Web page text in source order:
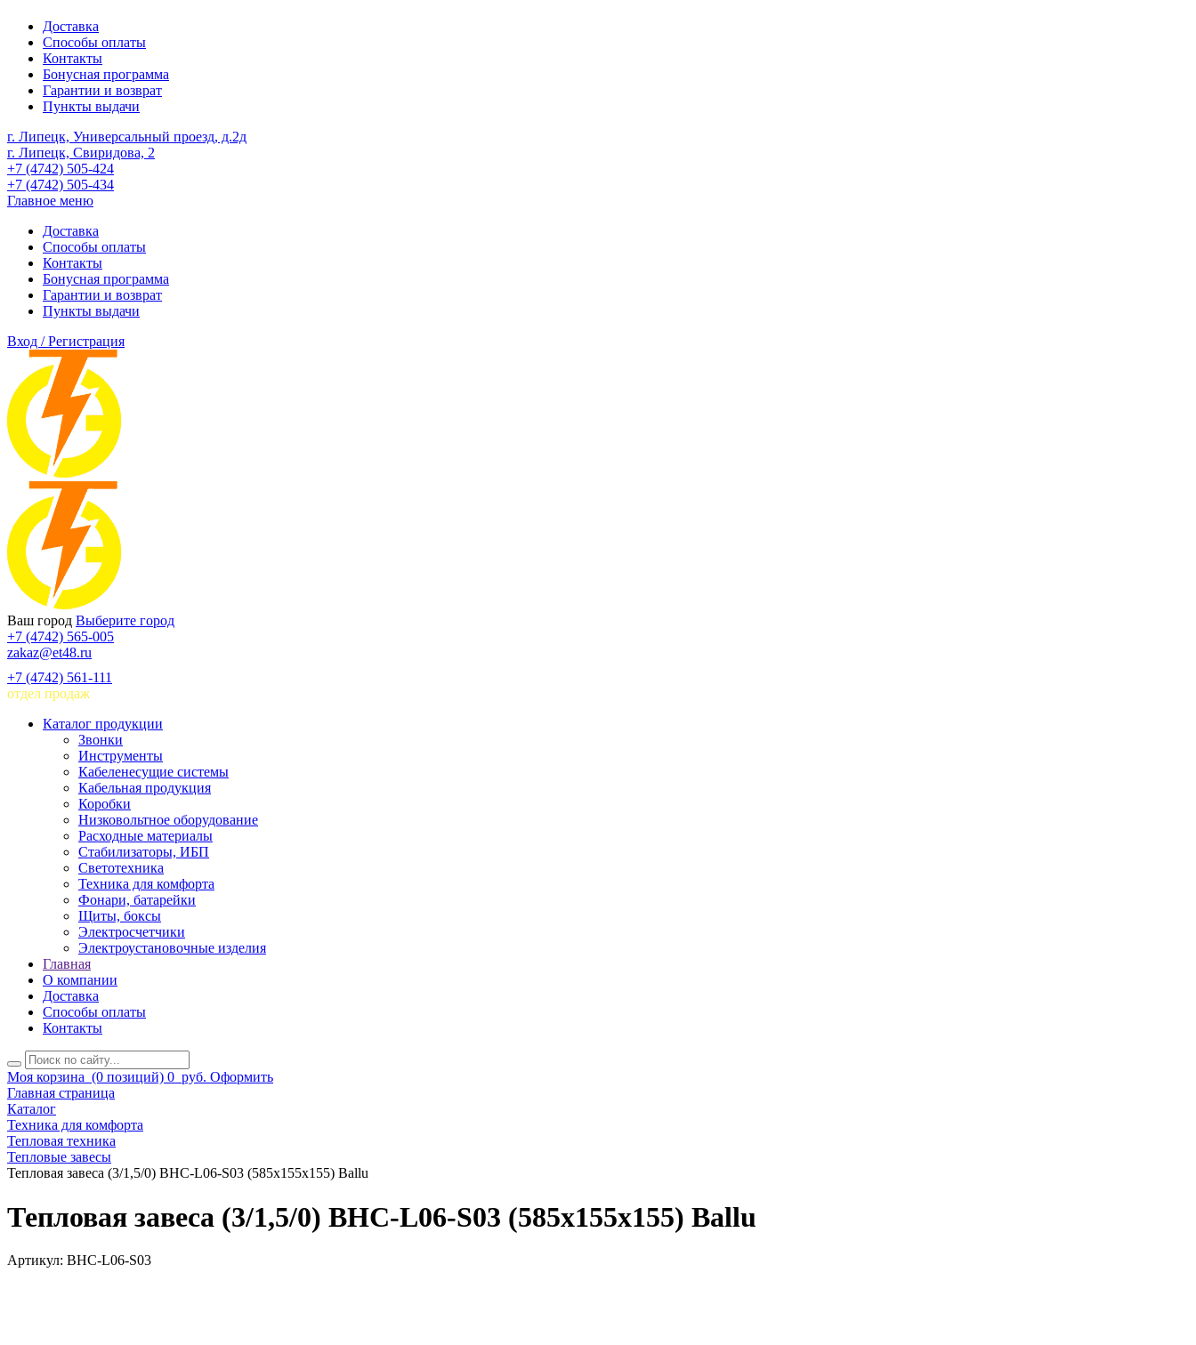
Доставка
Способы оплаты
Контакты
Бонусная программа
Гарантии и возврат
Пункты выдачи
г. Липецк, Универсальный проезд, д.2д
г. Липецк, Свиридова, 2
+7 (4742) 505-424
+7 (4742) 505-434
Главное меню
Доставка
Способы оплаты
Контакты
Бонусная программа
Гарантии и возврат
Пункты выдачи
Вход / Регистрация
Ваш город Выберите город
+7 (4742) 565-005
zakaz@et48.ru
+7 (4742) 561-111
отдел продаж
Каталог продукции
Звонки
Инструменты
Кабеленесущие системы
Кабельная продукция
Коробки
Низковольтное оборудование
Расходные материалы
Стабилизаторы, ИБП
Светотехника
Техника для комфорта
Фонари, батарейки
Щиты, боксы
Электросчетчики
Электроустановочные изделия
Главная
О компании
Доставка
Способы оплаты
Контакты
Моя корзина (0 позиций) 0 руб. Оформить
Главная страница
Каталог
Техника для комфорта
Тепловая техника
Тепловые завесы
Тепловая завеса (3/1,5/0) BHC-L06-S03 (585х155х155) Ballu
Тепловая завеса (3/1,5/0) BHC-L06-S03 (585х155х155) Ballu
Артикул: BHC-L06-S03